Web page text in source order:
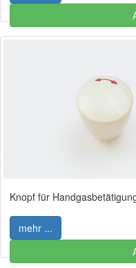
Knopf für
mehr ...